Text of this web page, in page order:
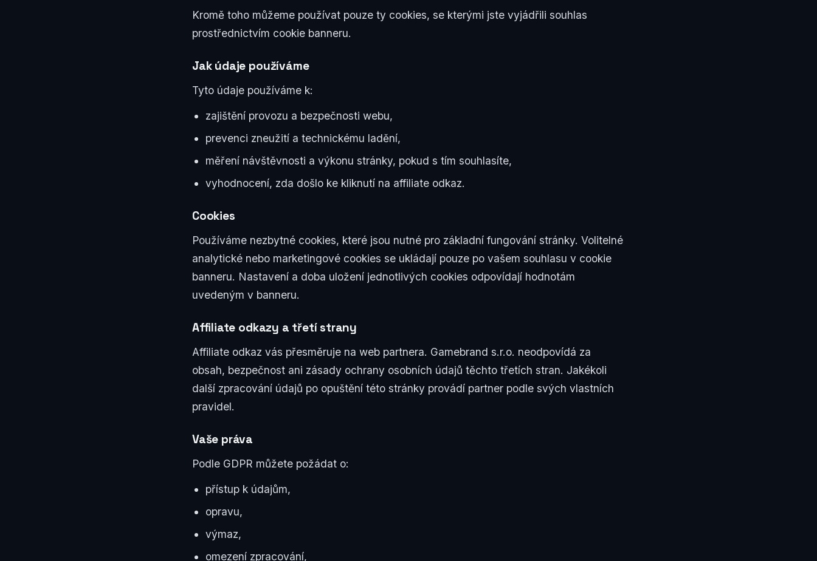
Kromě toho můžeme používat pouze ty cookies, se kterými jste vyjádřili souhlas
prostřednictvím cookie banneru.
Jak údaje používáme
Tyto údaje používáme k:
zajištění provozu a bezpečnosti webu,
prevenci zneužití a technickému ladění,
měření návštěvnosti a výkonu stránky, pokud s tím souhlasíte,
vyhodnocení, zda došlo ke kliknutí na affiliate odkaz.
Cookies
Používáme nezbytné cookies, které jsou nutné pro základní fungování stránky. Volitelné
analytické nebo marketingové cookies se ukládají pouze po vašem souhlasu v cookie
banneru. Nastavení a doba uložení jednotlivých cookies odpovídají hodnotám
uvedeným v banneru.
Affiliate odkazy a třetí strany
Affiliate odkaz vás přesměruje na web partnera. Gamebrand s.r.o. neodpovídá za
obsah, bezpečnost ani zásady ochrany osobních údajů těchto třetích stran. Jakékoli
další zpracování údajů po opuštění této stránky provádí partner podle svých vlastních
pravidel.
Vaše práva
Podle GDPR můžete požádat o:
přístup k údajům,
opravu,
výmaz,
omezení zpracování,